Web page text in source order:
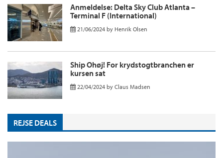
Anmeldelse: Delta Sky Club Atlanta –
Terminal F (International)
21/06/2024 by Henrik Olsen
Ship Ohøj! For krydstogtbranchen er
kursen sat
22/04/2024 by Claus Madsen
REJSE DEALS